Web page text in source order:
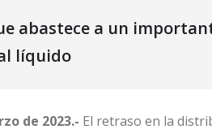
abastece a un
líquido
de 2023.- El retraso en la